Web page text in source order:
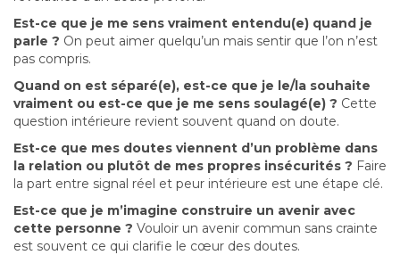
Est-ce que je me sens vraiment entendu(e) quand je
parle ? On peut aimer quelqu’un mais sentir que l’on n’est
pas compris.
Quand on est séparé(e), est-ce que je le/la souhaite
vraiment ou est-ce que je me sens soulagé(e) ? Cette
question intérieure revient souvent quand on doute.
Est-ce que mes doutes viennent d’un problème dans
la relation ou plutôt de mes propres insécurités ? Faire
la part entre signal réel et peur intérieure est une étape clé.
Est-ce que je m’imagine construire un avenir avec
cette personne ? Vouloir un avenir commun sans crainte
est souvent ce qui clarifie le cœur des doutes.